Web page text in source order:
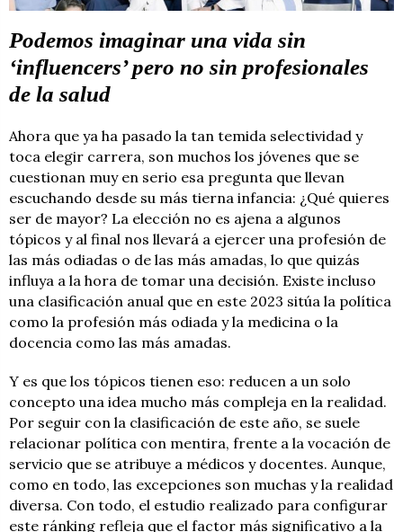
Podemos imaginar una vida sin
‘influencers’ pero no sin profesionales
de la salud
Ahora que ya ha pasado la tan temida selectividad y
toca elegir carrera, son muchos los jóvenes que se
cuestionan muy en serio esa pregunta que llevan
escuchando desde su más tierna infancia: ¿Qué quieres
ser de mayor? La elección no es ajena a algunos
tópicos y al final nos llevará a ejercer una profesión de
las más odiadas o de las más amadas, lo que quizás
influya a la hora de tomar una decisión. Existe incluso
una clasificación anual que en este 2023 sitúa la política
como la profesión más odiada y la medicina o la
docencia como las más amadas.
Y es que los tópicos tienen eso: reducen a un solo
concepto una idea mucho más compleja en la realidad.
Por seguir con la clasificación de este año, se suele
relacionar política con mentira, frente a la vocación de
servicio que se atribuye a médicos y docentes. Aunque,
como en todo, las excepciones son muchas y la realidad
diversa. Con todo, el estudio realizado para configurar
este ránking refleja que el factor más significativo a la